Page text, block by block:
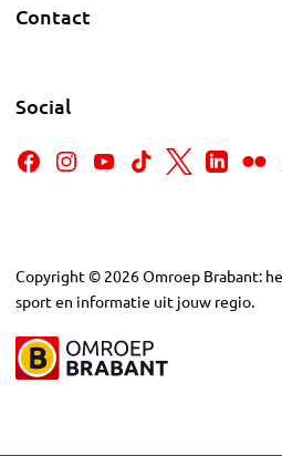
Contact
Social
Copyright © 2026Omroep Brabant:
sport en informatie uit jouw regio.